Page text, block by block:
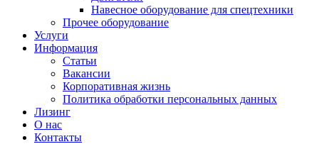
Навесное оборудование для спецтехники
Прочее оборудование
Услуги
Информация
Статьи
Вакансии
Корпоративная жизнь
Политика обработки персональных данных
Лизинг
О нас
Контакты